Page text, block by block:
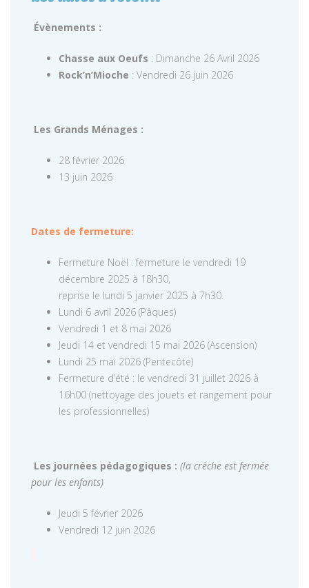
Évènements :
Chasse aux Oeufs : Dimanche 26 Avril 2026
Rock’n’Mioche : Vendredi 26 juin 2026
Les Grands Ménages :
28 février 2026
13 juin 2026
Dates de fermeture:
Fermeture Noël : fermeture le vendredi 19
décembre 2025 à 18h30,
reprise le lundi 5 janvier 2025 à 7h30.
Lundi 6 avril 2026 (Pâques)
Vendredi 1 et 8 mai 2026
Jeudi 14 et vendredi 15 mai 2026 (Ascension)
Lundi 25 mai 2026 (Pentecôte)
Fermeture d’été : le vendredi 31 juillet 2026 à
16h00 (nettoyage des jouets et rangement pour
les professionnelles)
Les journées pédagogiques : (la crèche est fermée
pour les enfants)
Jeudi 5 février 2026
Vendredi 12 juin 2026